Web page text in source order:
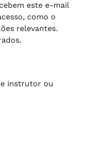
este e-mail
como o
relevantes.
instrutor ou